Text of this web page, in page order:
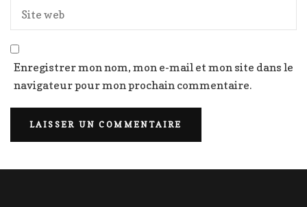
Enregistrer mon nom, mon e-mail et mon site dans le
navigateur pour mon prochain commentaire.